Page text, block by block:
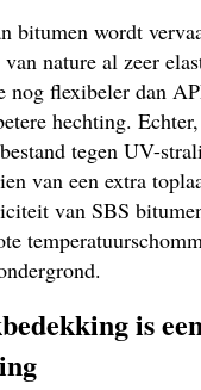
bitumen wordt
nature al zeer
nog flexibeler dan
hechting.
tegen UV-
van een extra
van SBS
is